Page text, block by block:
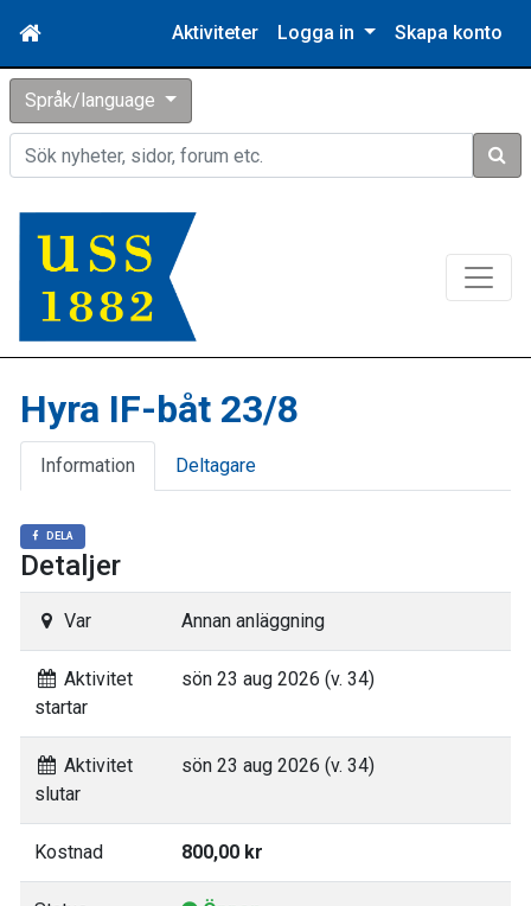
Aktiviteter Logga in Skapa konto
Språk/language
Sök
Hyra IF-båt 23/8
Information Deltagare
DELA
Detaljer
Var Annan anläggning
Aktivitet
startar
sön 23 aug 2026 (v. 34)
Aktivitet
slutar
sön 23 aug 2026 (v. 34)
Kostnad 800,00 kr